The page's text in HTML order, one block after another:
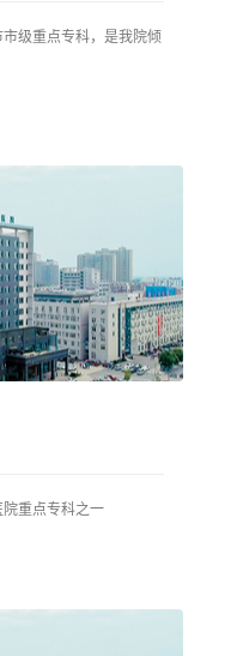
级重点专科，是我院倾
重点专科之一